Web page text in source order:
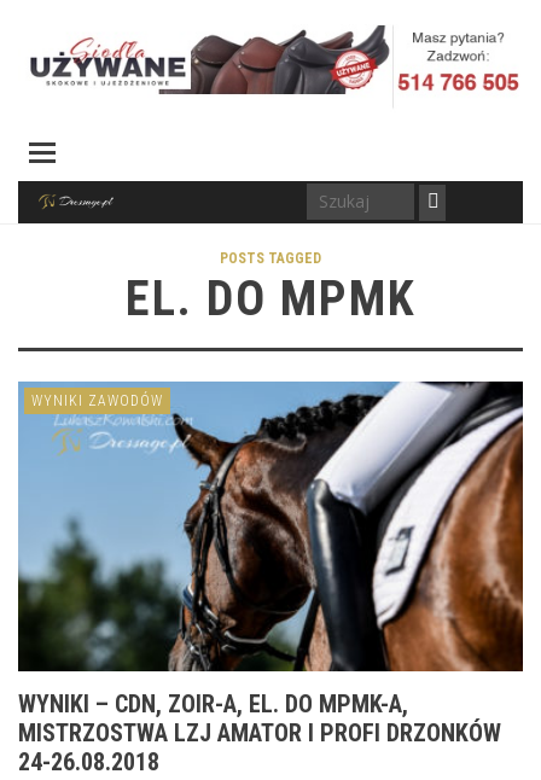
POSTS TAGGED
EL. DO MPMK
WYNIKI ZAWODÓW
WYNIKI – CDN, ZOIR-A, EL. DO MPMK-A,
MISTRZOSTWA LZJ AMATOR I PROFI DRZONKÓW
24-26.08.2018